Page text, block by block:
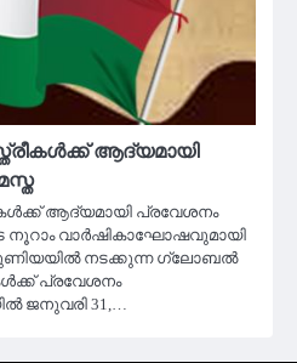
ആദ്യമായി
ആദ്യമായി പ്രവേശനം
നൂറാം വാര്‍ഷികാഘോഷവുമായി
നടക്കുന്ന ഗ്ലോബല്‍
പ്രവേശനം
ജനുവരി 31,…